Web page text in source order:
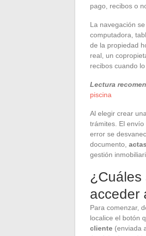
pago, recibos o
La navegación
computadora,
de la propiedad
real, un
recibos cuando
Lectura
piscina
Al elegir crear
trámites. El
error se
documento, actas
gestión
¿Cuáles
acceder
Para comenzar,
localice el botón
cliente (enviada